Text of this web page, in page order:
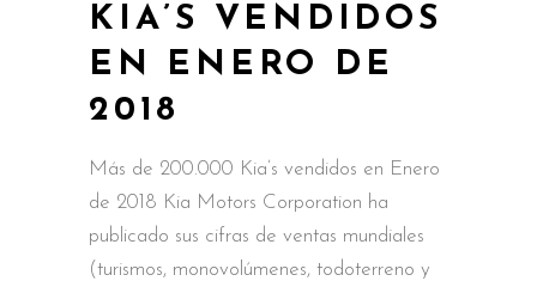
KIA’S VENDIDOS
EN ENERO DE
2018
Más de 200.000 Kia’s vendidos en Enero
de 2018 Kia Motors Corporation ha
publicado sus cifras de ventas mundiales
(turismos, monovolúmenes, todoterreno y